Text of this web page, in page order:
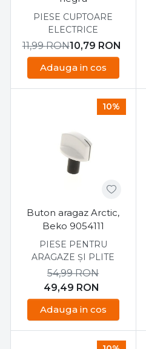
PIESE CUPTOARE
ELECTRICE
10,79 RON
11,99RON
Adauga in cos
10%
Buton aragaz Arctic,
Beko 9054111
PIESE PENTRU
ARAGAZE ȘI PLITE
49,49 RON
54,99RON
Adauga in cos